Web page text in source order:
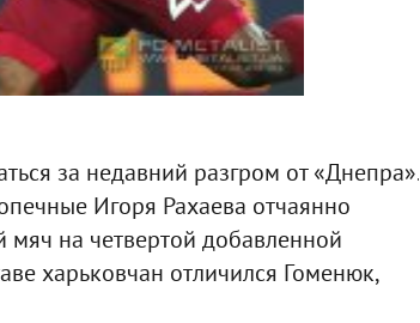
за недавний разгром от «Днепра».
Игоря Рахаева отчаянно
на четвертой добавленной
харьковчан отличился Гоменюк,